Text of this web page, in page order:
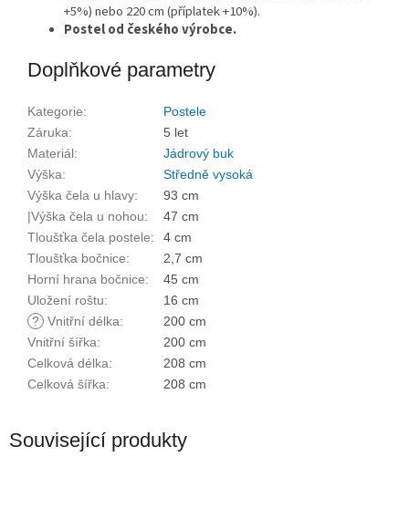
+5%) nebo 220 cm (příplatek +10%).
Postel od českého výrobce.
Doplňkové parametry
Kategorie:
Postele
Záruka:
5 let
Materiál:
Jádrový buk
Výška:
Středně vysoká
Výška čela u hlavy:
93 cm
|Výška čela u nohou:
47 cm
Tloušťka čela postele:
4 cm
Tloušťka bočnice:
2,7 cm
Horní hrana bočnice:
45 cm
Uložení roštu:
16 cm
? Vnitřní délka:
200 cm
Vnitřní šířka:
200 cm
Celková délka:
208 cm
Celková šířka: 208 cm
Související produkty